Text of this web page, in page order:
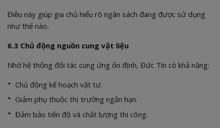
Điều này giúp gia chủ hiểu rõ ngân sách đang được sử dụng
như thế nào.
6.3 Chủ động nguồn cung vật liệu
Nhờ hệ thống đối tác cung ứng ổn định, Đức Tín có khả năng:
Chủ động kế hoạch vật tư.
Giảm phụ thuộc thị trường ngắn hạn.
Đảm bảo tiến độ và chất lượng thi công.